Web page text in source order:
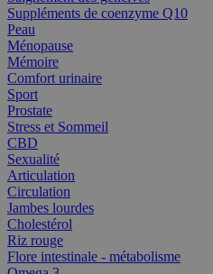
Suppléments de coenzyme Q10
Peau
Ménopause
Mémoire
Comfort urinaire
Sport
Prostate
Stress et Sommeil
CBD
Sexualité
Articulation
Circulation
Jambes lourdes
Cholestérol
Riz rouge
Flore intestinale - métabolisme